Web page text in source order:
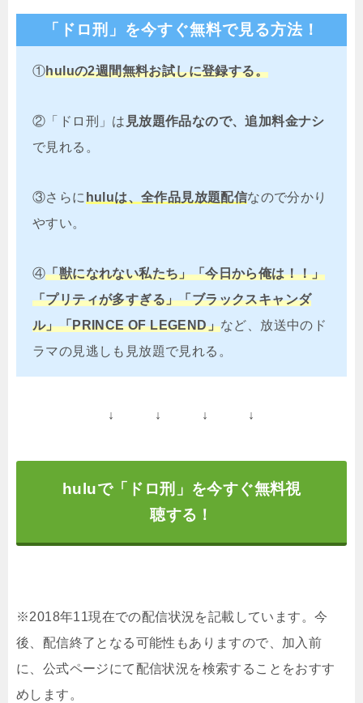
「ドロ刑」を今すぐ無料で見る方法！
①huluの2週間無料お試しに登録する。
②「ドロ刑」は 見放題作品なので、追加料金ナシ
で見れる。
③さらに huluは、全作品見放題配信なので分かり
やすい。
④「獣になれない私たち」「今日から俺は！！」
「プリティが多すぎる」「ブラックスキャンダ
ル」「PRINCE OF LEGEND」など、放送中のド
ラマの見逃しも見放題で見れる。
↓ ↓ ↓ ↓
huluで「ドロ刑」を今すぐ無料視
聴する！
※2018年11現在での配信状況を記載しています。今
後、配信終了となる可能性もありますので、加入前
に、公式ページにて配信状況を検索することをおすす
めします。